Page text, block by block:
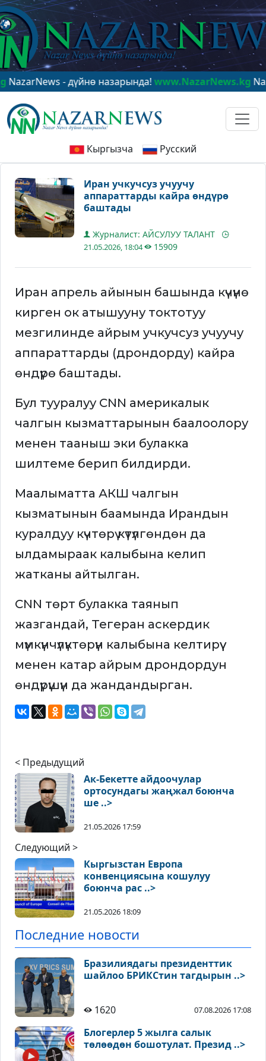
- дүйнө назарында!www.NazarNews.kg
Кыргызча Русский
Иран учкучсуз учуучу
аппараттарды кайра өндүрө
баштады
Журналист: АЙСУЛУУ ТАЛАНТ
21.05.2026, 18:04 15909
Иран апрель айынын башында күчүнө
кирген ок атышууну токтотуу
мезгилинде айрым учкучсуз учуучу
аппараттарды (дрондорду) кайра
өндүрө баштады.
Бул тууралуу CNN америкалык
чалгын кызматтарынын баалоолору
менен тааныш эки булакка
шилтеме берип билдирди.
Маалыматта АКШ чалгын
кызматынын баамында Ирандын
куралдуу күчтөрү күтүлгөндөн да
ылдамыраак калыбына келип
жатканы айтылган.
CNN төрт булакка таянып
жазгандай, Тегеран аскердик
мүмкүнчүлүктөрүн калыбына келтирүү
менен катар айрым дрондордун
өндүрүшүн да жандандырган.
< Предыдущий
Ак-Бекетте айдоочулар
ортосундагы жаңжал боюнча
ше ..>
21.05.2026 17:59
Следующий >
Кыргызстан Европа
конвенциясына кошулуу
боюнча рас ..>
21.05.2026 18:09
Последние новости
Бразилиядагы президенттик
шайлоо БРИКСтин тагдырын ..>
1620 07.08.2026 17:08
Блогерлер 5 жылга салык
төлөөдөн бошотулат. Презид ..>